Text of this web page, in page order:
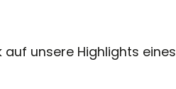
unsere Highlights eines